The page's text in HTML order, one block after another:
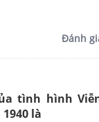
Đánh
tình hình
là